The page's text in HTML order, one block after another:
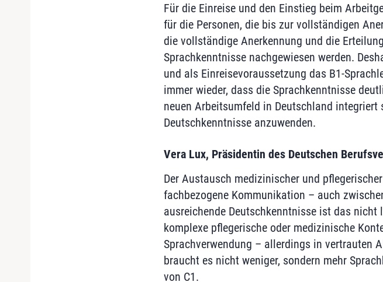
Für die Einreise und den Einstieg beim
für die Personen, die bis zur vollständigen
die vollständige Anerkennung und die
Sprachkenntnisse nachgewiesen werden.
und als Einreisevoraussetzung das B1-
immer wieder, dass die Sprachkenntnisse
neuen Arbeitsumfeld in Deutschland integriert
Deutschkenntnisse anzuwenden.
Vera Lux, Präsidentin des Deutschen
Der Austausch medizinischer und
fachbezogene Kommunikation – auch
ausreichende Deutschkenntnisse ist das
komplexe pflegerische oder medizinische
Sprachverwendung – allerdings in vertrauten
braucht es nicht weniger, sondern mehr
von C1.